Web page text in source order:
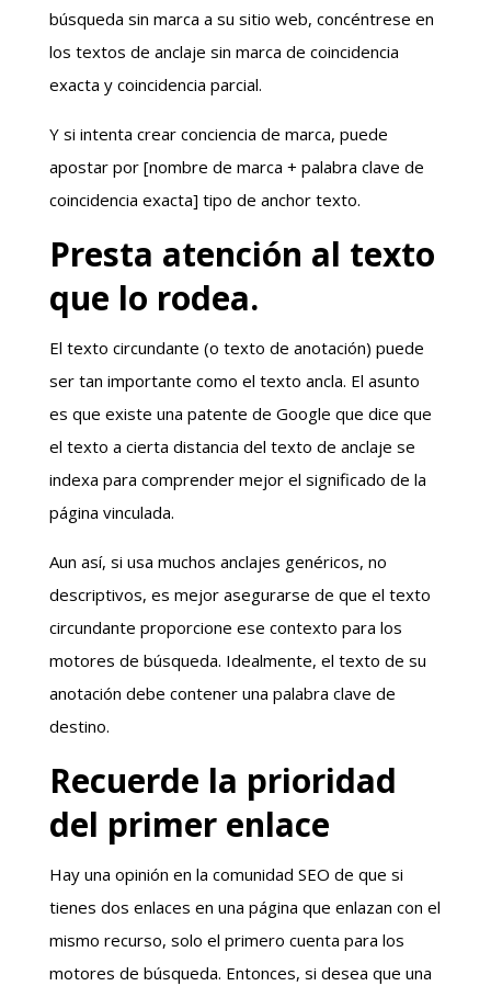
búsqueda sin marca a su sitio web, concéntrese en
los textos de anclaje sin marca de coincidencia
exacta y coincidencia parcial.
Y si intenta crear conciencia de marca, puede
apostar por [nombre de marca + palabra clave de
coincidencia exacta] tipo de anchor texto.
Presta atención al texto
que lo rodea.
El texto circundante (o texto de anotación) puede
ser tan importante como el texto ancla. El asunto
es que existe una patente de Google que dice que
el texto ‌a cierta distancia del texto de anclaje se
indexa para comprender mejor el significado de la
página vinculada.
Aun así, si usa muchos anclajes genéricos, no
descriptivos, es mejor asegurarse de que el texto
circundante proporcione ese contexto para los
motores de búsqueda. Idealmente, el texto de su
anotación debe contener una palabra clave de
destino.
Recuerde la prioridad
del primer enlace
Hay una opinión en la comunidad SEO de que si
tienes dos enlaces en una página que enlazan con el
mismo recurso, solo el primero cuenta para los
motores de búsqueda. Entonces, si desea que una